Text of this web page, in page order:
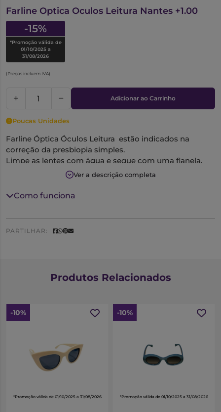
Farline Optica Oculos Leitura Nantes +1.00
-15%
*Promoção válida de
01/10/2025 a
31/08/2026
(Preços incluem IVA)
Adicionar ao Carrinho
Poucas Unidades
Farline Óptica Óculos Leitura estão indicados na
correção da presbiopia simples.
Limpe as lentes com água e seque com uma flanela.
Ver a descrição completa
Como funciona
PARTILHAR:
Produtos Relacionados
-10%
*Promoção válida de 01/10/2025 a 31/08/2026
-10%
*Promoção válida de 01/10/2025 a 31/08/2026